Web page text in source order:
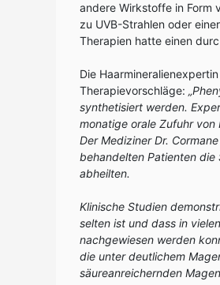
andere Wirkstoffe in Form
zu UVB-Strahlen oder
Therapien hatte einen
Die
Therapievorschläge:
synthetisiert werden.
monatige orale Zufuhr von
Der Mediziner Dr.
behandelten Patienten
abheilten.
Klinische Studien
selten ist und dass in
nachgewiesen werden
die unter deutlichem
säureanreichernden